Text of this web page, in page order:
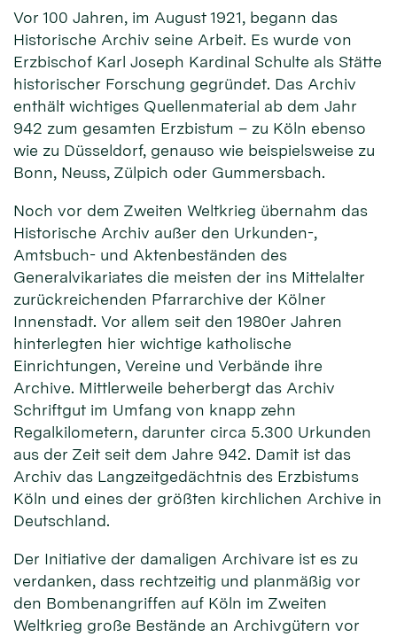
Vor 100 Jahren, im August 1921, begann das
Historische Archiv seine Arbeit. Es wurde von
Erzbischof Karl Joseph Kardinal Schulte als Stätte
historischer Forschung gegründet. Das Archiv
enthält wichtiges Quellenmaterial ab dem Jahr
942 zum gesamten Erzbistum – zu Köln ebenso
wie zu Düsseldorf, genauso wie beispielsweise zu
Bonn, Neuss, Zülpich oder Gummersbach.
Noch vor dem Zweiten Weltkrieg übernahm das
Historische Archiv außer den Urkunden-,
Amtsbuch- und Aktenbeständen des
Generalvikariates die meisten der ins Mittelalter
zurückreichenden Pfarrarchive der Kölner
Innenstadt. Vor allem seit den 1980er Jahren
hinterlegten hier wichtige katholische
Einrichtungen, Vereine und Verbände ihre
Archive. Mittlerweile beherbergt das Archiv
Schriftgut im Umfang von knapp zehn
Regalkilometern, darunter circa 5.300 Urkunden
aus der Zeit seit dem Jahre 942. Damit ist das
Archiv das Langzeitgedächtnis des Erzbistums
Köln und eines der größten kirchlichen Archive in
Deutschland.
Der Initiative der damaligen Archivare ist es zu
verdanken, dass rechtzeitig und planmäßig vor
den Bombenangriffen auf Köln im Zweiten
Weltkrieg große Bestände an Archivgütern vor